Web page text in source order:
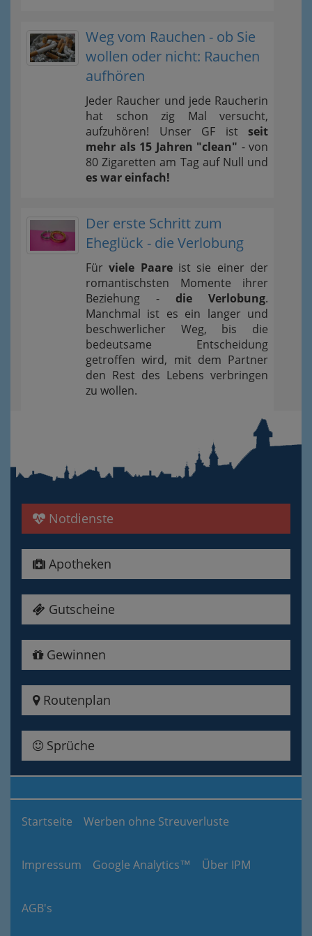
Weg vom Rauchen - ob Sie
wollen oder nicht: Rauchen
aufhören
Jeder Raucher und jede Raucherin
hat schon zig Mal versucht,
aufzuhören! Unser GF ist seit
mehr als 15 Jahren "clean" - von
80 Zigaretten am Tag auf Null und
es war einfach!
Der erste Schritt zum
Eheglück - die Verlobung
Fürviele Paareist sie einer der
romantischsten Momente ihrer
Beziehung - die Verlobung.
Manchmal ist es ein langer und
beschwerlicher Weg, bis die
bedeutsame Entscheidung
getroffen wird, mit dem Partner
den Rest des Lebens verbringen
zu wollen.
Notdienste
Apotheken
Gutscheine
Gewinnen
Routenplan
Sprüche
Startseite Werben ohne Streuverluste
Impressum Google Analytics™ Über IPM
AGB's